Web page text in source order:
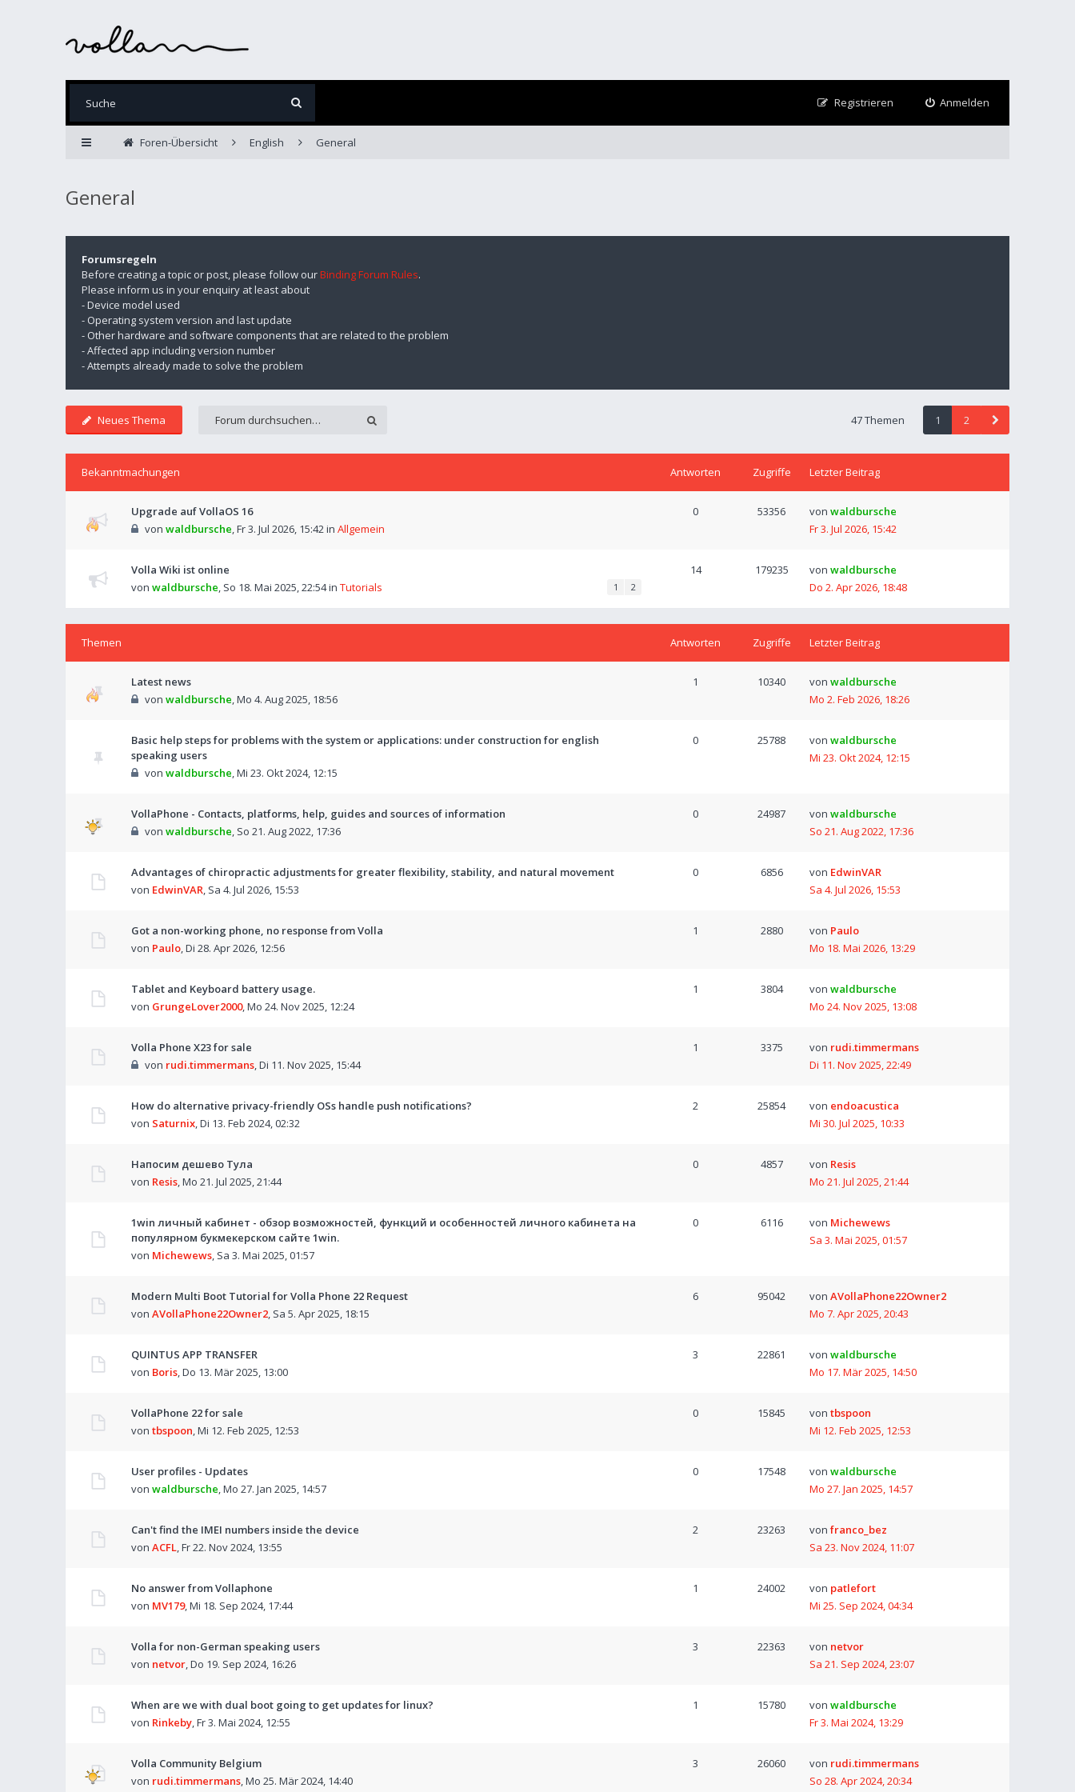
Anmelden
Registrieren
Foren-Übersicht English General
General
Forumsregeln
Before creating a topic or post, please follow ourBinding Forum Rules.
Please inform us in your enquiry at least about
- Device model used
- Operating system version and last update
- Other hardware and software components that are related to the problem
- Affected app including version number
- Attempts already made to solve the problem
Neues Thema 47 Themen 1 2
Bekanntmachungen Antworten Zugriffe Letzter Beitrag
Upgrade auf VollaOS 16
von waldbursche,Fr 3. Jul 2026, 15:42in Allgemein
0 53356 von waldbursche
Fr 3. Jul 2026, 15:42
Volla Wiki ist online
von waldbursche, So 18. Mai 2025, 22:54in Tutorials 1 2
14 179235 von waldbursche
Do 2. Apr 2026, 18:48
Themen Antworten Zugriffe Letzter Beitrag
Latest news
von waldbursche,Mo 4. Aug 2025, 18:56
1 10340 von waldbursche
Mo 2. Feb 2026, 18:26
Basic help steps for problems with the system or applications: under construction for english
speaking users
von waldbursche,Mi 23. Okt 2024, 12:15
0 25788 von waldbursche
Mi 23. Okt 2024, 12:15
VollaPhone - Contacts, platforms, help, guides and sources of information
von waldbursche, So 21. Aug 2022, 17:36
0 24987 von waldbursche
So 21. Aug 2022, 17:36
Advantages of chiropractic adjustments for greater flexibility, stability, and natural movement
von EdwinVAR, Sa 4. Jul 2026, 15:53
0 6856 von EdwinVAR
Sa 4. Jul 2026, 15:53
Got a non-working phone, no response from Volla
von Paulo,Di 28. Apr 2026, 12:56
1 2880 von Paulo
Mo 18. Mai 2026, 13:29
Tablet and Keyboard battery usage.
von GrungeLover2000,Mo 24. Nov 2025, 12:24
1 3804 von waldbursche
Mo 24. Nov 2025, 13:08
Volla Phone X23 for sale
von rudi.timmermans,Di 11. Nov 2025, 15:44
1 3375 von rudi.timmermans
Di 11. Nov 2025, 22:49
How do alternative privacy-friendly OSs handle push notifications?
von Saturnix,Di 13. Feb 2024, 02:32
2 25854 von endoacustica
Mi 30. Jul 2025, 10:33
Напосим дешево Тула
von Resis,Mo 21. Jul 2025, 21:44
0 4857 von Resis
Mo 21. Jul 2025, 21:44
1win личный кабинет - обзор возможностей, функций и особенностей личного кабинета на
популярном букмекерском сайте 1win.
von Michewews, Sa 3. Mai 2025, 01:57
0 6116 von Michewews
Sa 3. Mai 2025, 01:57
Modern Multi Boot Tutorial for Volla Phone 22 Request
von AVollaPhone22Owner2, Sa 5. Apr 2025, 18:15
6 95042 von AVollaPhone22Owner2
Mo 7. Apr 2025, 20:43
QUINTUS APP TRANSFER
von Boris,Do 13. Mär 2025, 13:00
3 22861 von waldbursche
Mo 17. Mär 2025, 14:50
VollaPhone 22 for sale
von tbspoon,Mi 12. Feb 2025, 12:53
0 15845 von tbspoon
Mi 12. Feb 2025, 12:53
User profiles - Updates
von waldbursche,Mo 27. Jan 2025, 14:57
0 17548 von waldbursche
Mo 27. Jan 2025, 14:57
Can't find the IMEI numbers inside the device
von ACFL,Fr 22. Nov 2024, 13:55
2 23263 von franco_bez
Sa 23. Nov 2024, 11:07
No answer from Vollaphone
von MV179,Mi 18. Sep 2024, 17:44
1 24002 von patlefort
Mi 25. Sep 2024, 04:34
Volla for non-German speaking users
von netvor,Do 19. Sep 2024, 16:26
3 22363 von netvor
Sa 21. Sep 2024, 23:07
When are we with dual boot going to get updates for linux?
von Rinkeby,Fr 3. Mai 2024, 12:55
1 15780 von waldbursche
Fr 3. Mai 2024, 13:29
Volla Community Belgium
von rudi.timmermans,Mo 25. Mär 2024, 14:40
3 26060 von rudi.timmermans
So 28. Apr 2024, 20:34